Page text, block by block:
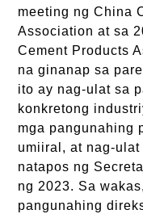
meeting ng China
Association at sa
Cement Products
na ginanap sa
ito ay nag-ulat sa
konkretong
mga pangunahing
umiiral, at nag-
natapos ng
ng 2023. Sa
pangunahing